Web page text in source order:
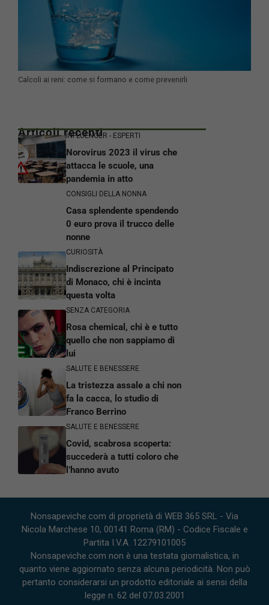
Calcoli ai reni: come si formano e come prevenirli
Articoli recentiINFLUENCER - ESPERTI
Norovirus 2023 il virus che
attacca le scuole, una
pandemia in atto
CONSIGLI DELLA NONNA
Casa splendente spendendo
0 euro prova il trucco delle
nonne
CURIOSITÀ
Indiscrezione al Principato
di Monaco, chi è incinta
questa volta
SENZA CATEGORIA
Rosa chemical, chi è e tutto
quello che non sappiamo di
lui
SALUTE E BENESSERE
La tristezza assale a chi non
fa la cacca, lo studio di
Franco Berrino
SALUTE E BENESSERE
Covid, scabrosa scoperta:
succederà a tutti coloro che
l’hanno avuto
Nonsapeviche.com di proprietà di WEB 365 SRL - Via
Nicola Marchese 10, 00141 Roma (RM) - Codice Fiscale e
Partita I.V.A. 12279101005
Nonsapeviche.com non è una testata giornalistica, in
quanto viene aggiornato senza alcuna periodicità. Non può
pertanto considerarsi un prodotto editoriale ai sensi della
legge n. 62 del 07.03.2001